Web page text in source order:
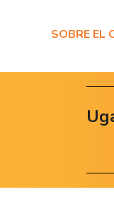
SOBRE EL